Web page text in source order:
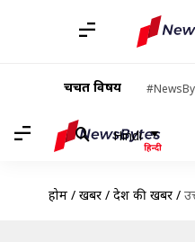
चर्चित विषय
Hindi
होम / खबरें / देश की खबरें /